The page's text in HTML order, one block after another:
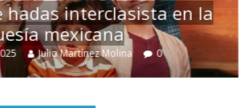
hadas interclasista en la
mexicana
Julio Martínez Molina 0